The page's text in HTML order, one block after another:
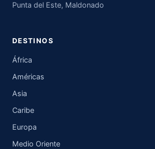
Punta del Este, Maldonado
DESTINOS
África
Américas
Asia
Caribe
Europa
Medio Oriente